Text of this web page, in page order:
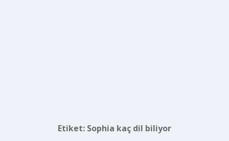
Etiket: Sophia kaç dil biliyor